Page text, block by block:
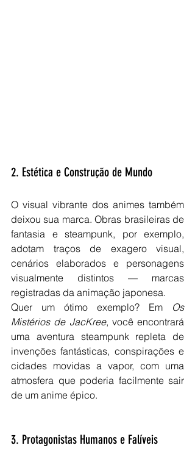
2. Estética e Construção de Mundo
O visual vibrante dos animes também
deixou sua marca. Obras brasileiras de
fantasia e steampunk, por exemplo,
adotam traços de exagero visual,
cenários elaborados e personagens
visualmente distintos — marcas
registradas da animação japonesa.
Quer um ótimo exemplo? Em Os
Mistérios de JacKree, você encontrará
uma aventura steampunk repleta de
invenções fantásticas, conspirações e
cidades movidas a vapor, com uma
atmosfera que poderia facilmente sair
de um anime épico.
3. Protagonistas Humanos e Falíveis